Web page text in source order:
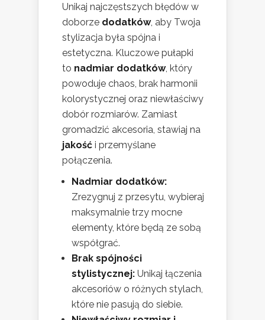
Unikaj najczęstszych błędów w
doborze dodatków, aby Twoja
stylizacja była spójna i
estetyczna. Kluczowe pułapki
to nadmiar dodatków, który
powoduje chaos, brak harmonii
kolorystycznej oraz niewłaściwy
dobór rozmiarów. Zamiast
gromadzić akcesoria, stawiaj na
jakość i przemyślane
połączenia.
Nadmiar dodatków:
Zrezygnuj z przesytu, wybieraj
maksymalnie trzy mocne
elementy, które będą ze sobą
współgrać.
Brak spójności
stylistycznej: Unikaj łączenia
akcesoriów o różnych stylach,
które nie pasują do siebie.